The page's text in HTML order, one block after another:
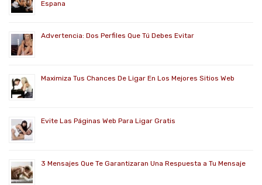
Espana
Advertencia: Dos Perfiles Que Tú Debes Evitar
Maximiza Tus Chances De Ligar En Los Mejores Sitios Web
Evite Las Páginas Web Para Ligar Gratis
3 Mensajes Que Te Garantizaran Una Respuesta a Tu Mensaje